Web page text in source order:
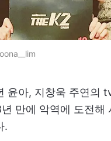
윤아, 지창욱 주연의
년 만에 악역에 도전해
.